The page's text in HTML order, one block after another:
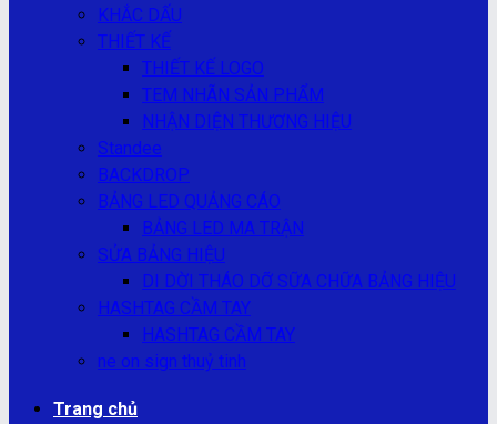
KHẮC DẤU
THIẾT KẾ
THIẾT KẾ LOGO
TEM NHÃN SẢN PHẨM
NHẬN DIỆN THƯƠNG HIỆU
Standee
BACKDROP
BẢNG LED QUẢNG CÁO
BẢNG LED MA TRẬN
SỬA BẢNG HIỆU
DI DỜI THÁO DỠ SỮA CHỮA BẢNG HIỆU
HASHTAG CẦM TAY
HASHTAG CẦM TAY
ne on sign thuỷ tinh
Trang chủ